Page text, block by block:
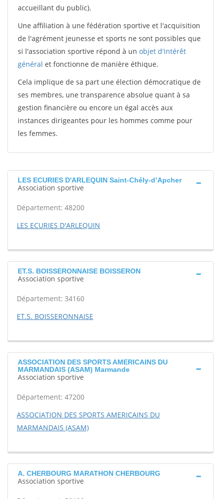
accueillant du public).
Une affiliation à une fédération sportive et l'acquisition
de l'agrément jeunesse et sports ne sont possibles que
si l'association sportive répond à un objet d'intérêt
général et fonctionne de manière éthique.
Cela implique de sa part une élection démocratique de
ses membres, une transparence absolue quant à sa
gestion financière ou encore un égal accès aux
instances dirigeantes pour les hommes comme pour
les femmes.
LES ECURIES D'ARLEQUIN Saint-Chély-d’Apcher
Association sportive
Département: 48200
LES ECURIES D'ARLEQUIN
ET.S. BOISSERONNAISE BOISSERON
Association sportive
Département: 34160
ET.S. BOISSERONNAISE
ASSOCIATION DES SPORTS AMERICAINS DU
MARMANDAIS (ASAM) Marmande
Association sportive
Département: 47200
ASSOCIATION DES SPORTS AMERICAINS DU
MARMANDAIS (ASAM)
A. CHERBOURG MARATHON CHERBOURG
Association sportive